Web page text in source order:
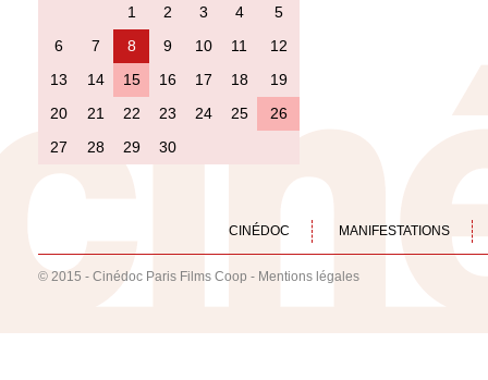
1 2 3 4
5
6
7 8 9 10 11
12
13
14 15 16 17 18
19
20
21 22 23 24 25
26
27
28 29 30
CINÉDOC MANIFESTATIONS
© 2015 - Cinédoc Paris Films Coop - Mentions légales